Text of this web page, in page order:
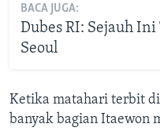
BACA JUGA:
Dubes RI: Sejauh
Seoul
Ketika matahari terbit
banyak bagian Itaewon